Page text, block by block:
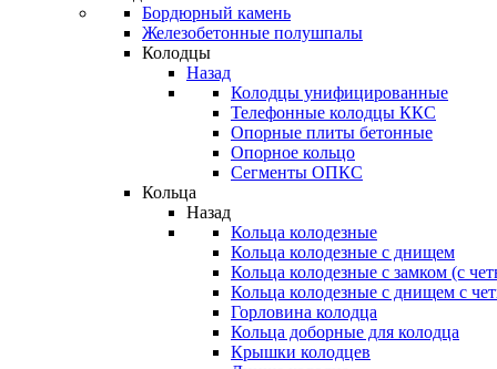
Бордюрный камень
Железобетонные полушпалы
Колодцы
Назад
Колодцы унифицированные
Телефонные колодцы ККС
Опорные плиты бетонные
Опорное кольцо
Сегменты ОПКС
Кольца
Назад
Кольца колодезные
Кольца колодезные с днищем
Кольца колодезные с замком (с
Кольца колодезные с днищем с
Горловина колодца
Кольца доборные для колодца
Крышки колодцев